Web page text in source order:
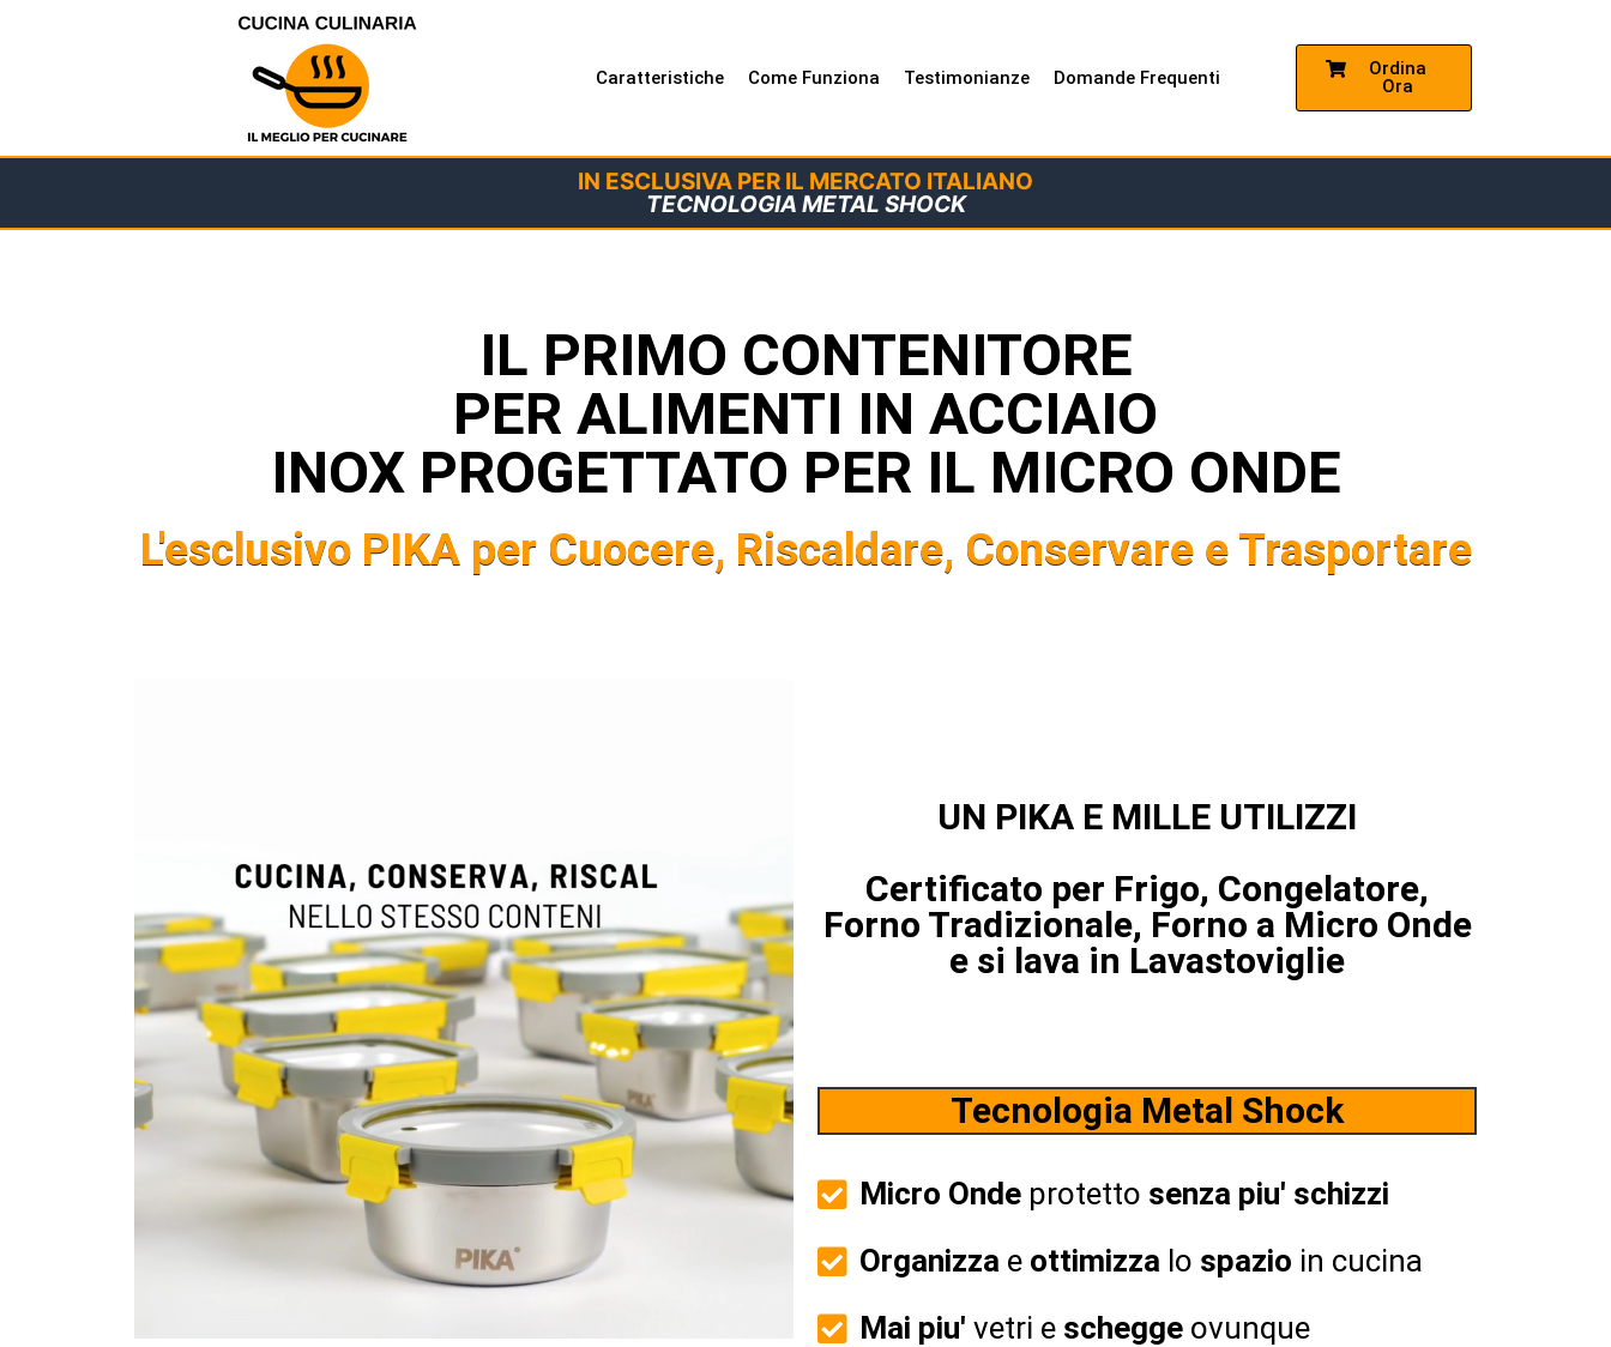
Caratteristiche Come Funziona Testimonianze Domande Frequenti
Ordina
Ora
IN ESCLUSIVA PER IL MERCATO ITALIANO
TECNOLOGIA METAL SHOCK
IL PRIMO CONTENITORE
PER ALIMENTI IN ACCIAIO
INOX PROGETTATO PER IL MICRO ONDE
L'esclusivo PIKA per Cuocere, Riscaldare, Conservare e Trasportare
UN PIKA E MILLE UTILIZZI
Certificato per Frigo, Congelatore,
Forno Tradizionale, Forno a Micro Onde
e si lava in Lavastoviglie
Tecnologia Metal Shock
Micro Onde protetto senza piu' schizzi
Organizza e ottimizza lo spazio in cucina
Mai piu' vetri e schegge ovunque